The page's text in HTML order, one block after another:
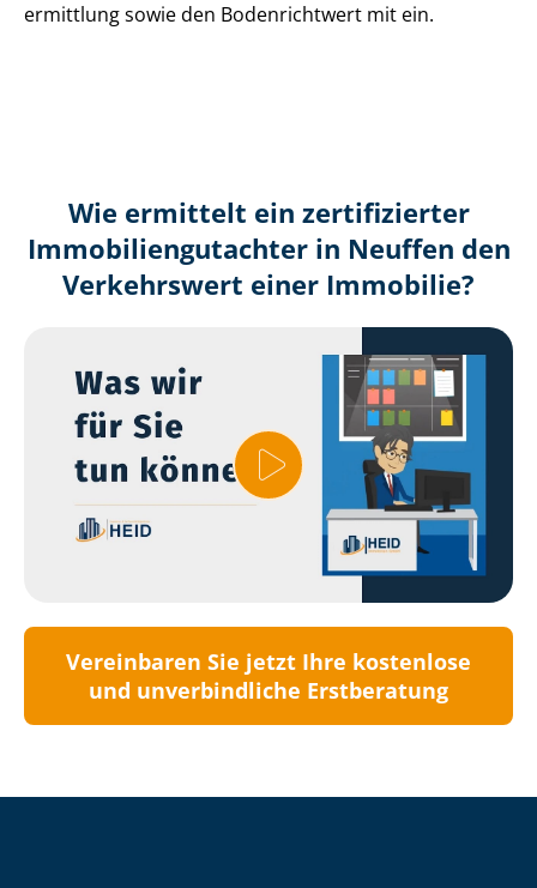
ermitt­lung sowie den Bodenrichtwert mit ein.
Wie ermittelt ein zertifizierter
Immobilien­gutachter in Neuffen den
Verkehrswert einer Immobilie?
Vereinbaren Sie jetzt Ihre kostenlose
und unverbindliche Erstberatung